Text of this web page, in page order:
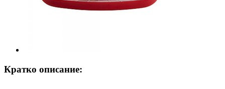
Кратко описание: